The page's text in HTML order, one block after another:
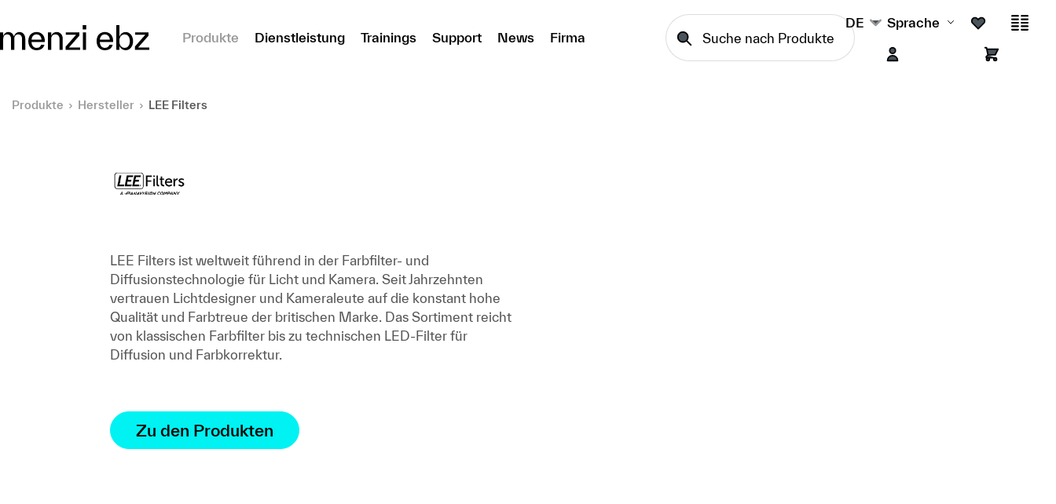
Produkte
Dienstleistung Trainings Support News Firma
DE Sprache
Produkte Hersteller LEE Filters
LEE Filters ist weltweit führend in der Farbfilter- und
Diffusionstechnologie für Licht und Kamera. Seit Jahrzehnten
vertrauen Lichtdesigner und Kameraleute auf die konstant hohe
Qualität und Farbtreue der britischen Marke. Das Sortiment reicht
von klassischen Farbfilter bis zu technischen LED-Filter für
Diffusion und Farbkorrektur.
Zu den Produkten